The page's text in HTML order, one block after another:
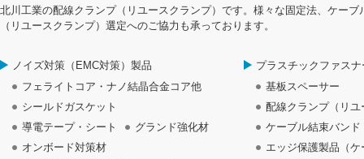
北川工業の配線クランプ（リユースクランプ）です。様々な固定法、ケー
（リユースクランプ）選定へのご協力も承っております。
ノイズ対策（EMC対策）製品
フェライトコア・ナノ結晶合金コア他
シールドガスケット
導電テープ・シート
グランド強化材
オンボード対策材
プラスチックファス
基板スペーサー
配線クランプ（リ
ケーブル結束バンド
エッジ保護製品（